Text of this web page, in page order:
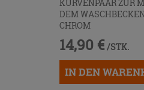
KURVENPAAR ZUR
DEM
CHROM
14,90 € /STK.
IN DEN